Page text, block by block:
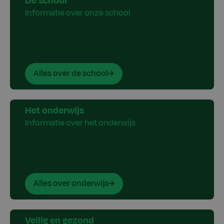
Informatie over onze school
Alles over de school
Het onderwijs
Informatie over het onderwijs
Alles over onderwijs
Veilig en gezond